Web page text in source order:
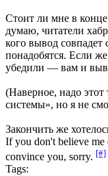
Стоит ли мне в
думаю, читатели
кого вывод
понадобятся. Если
убедили — вам и
(Наверное, надо
системы», но я не
Закончить же
If you don't believe
convince you, sorry. [#]
Tags: